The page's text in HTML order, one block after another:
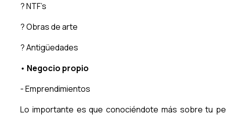
? NTF’s
? Obras de arte
? Antigüedades
• Negocio propio
- Emprendimientos
Lo importante es que conociéndote más sobre tu